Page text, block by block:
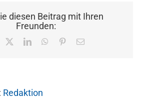
diesen Beitrag mit Ihren
Freunden:
LinkedInWhatsApp
Pinterest
E-
Redaktion